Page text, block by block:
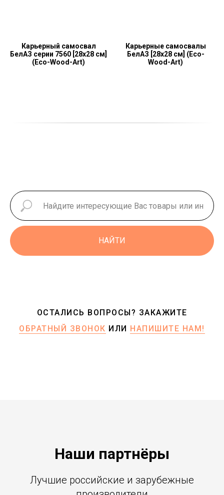
Карьерный самосвал
БелАЗ серии 7560 [28x28 см]
(Eco-Wood-Art)
Карьерные самосвалы
БелАЗ [28x28 см] (Eco-
Wood-Art)
НАЙТИ
ОСТАЛИСЬ ВОПРОСЫ? ЗАКАЖИТЕ
ОБРАТНЫЙ ЗВОНОК ИЛИ НАПИШИТЕ НАМ!
Наши партнёры
Лучшие российские и зарубежные